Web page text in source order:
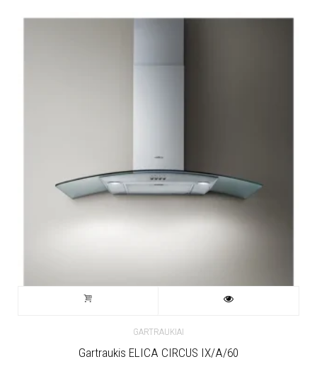
GARTRAUKIAI
Gartraukis ELICA CIRCUS IX/A/60